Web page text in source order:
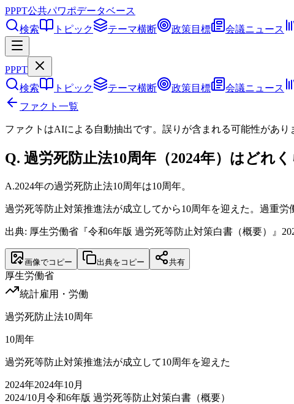
PPPT公共パワポデータベース
検索
トピック テーマ横断 政策目標 会議ニュース
PPPT
検索
トピック テーマ横断 政策目標 会議ニュース
ファクト一覧
ファクトはAIによる自動抽出です。誤りが含まれる可能性があり
Q. 過労死防止法10周年（2024年）はどれ
A.2024年の過労死防止法10周年は10周年。
過労死等防止対策推進法が成立してから10周年を迎えた。過重
出典: 厚生労働省『令和6年版 過労死等防止対策白書（概要）』
画像でコピー 出典をコピー 共有
厚生労働省
統計雇用・労働
過労死防止法10周年
10周年
過労死等防止対策推進法が成立して10周年を迎えた
2024年2024年10月
2024/10月 令和6年版 過労死等防止対策白書（概要）